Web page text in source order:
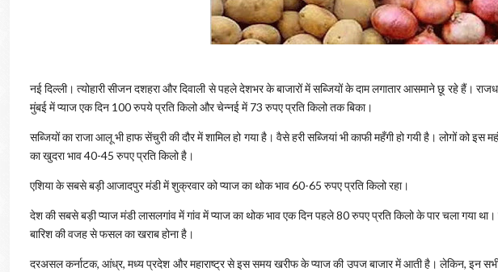
नई दिल्ली। त्‍योहारी सीजन दशहरा और दिवाली से पहले देशभर के बाजारों में सब्जियों के दाम लगातार आसमाने छू रहे हैं।
मुंबई में प्‍याज एक दिन 100 रुपये प्रति किलो और चेन्‍नई में 73 रुपए प्रति किलो तक बिका।
सब्जियों का राजा आलू भी हाफ सेंचुरी की दौर में शामिल हो गया है। वैसे हरी सब्जियां भी काफी महँगी हो गयी है। लोगों को इस
का खुदरा भाव 40-45 रुपए प्रति किलो है।
एशिया के सबसे बड़ी आजादपुर मंडी में शुक्रवार को प्‍याज का थोक भाव 60-65 रुपए प्रति किलो रहा।
देश की सबसे बड़ी प्‍याज मंडी लासलगांव में गांव में प्‍याज का थोक भाव एक दिन पहले 80 रुपए प्रति किलो के पार चला गया
बारिश की वजह से फसल का खराब होना है।
दरअसल कर्नाटक, आंध्र, मध्य प्रदेश और महाराष्ट्र से इस समय खरीफ के प्याज की उपज बाजार में आती है। लेकिन, इन सभी